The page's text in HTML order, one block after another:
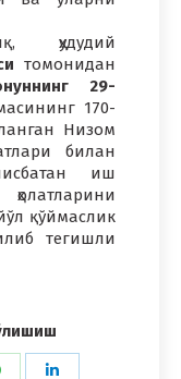
ҳудудий
томонидан
29-
170-
Низом
билан
иш
қўймаслик
тегишли
Share